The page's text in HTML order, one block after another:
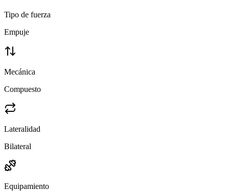
Tipo de fuerza
Empuje
Mecánica
Compuesto
Lateralidad
Bilateral
Equipamiento